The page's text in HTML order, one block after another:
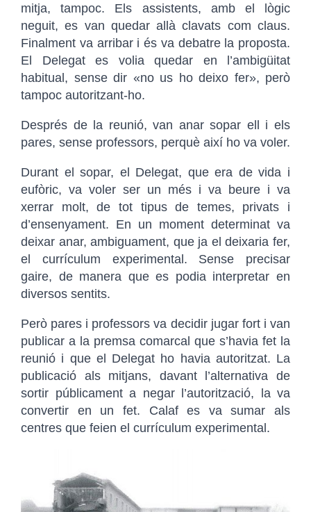
mitja, tampoc. Els assistents, amb el lògic
neguit, es van quedar allà clavats com claus.
Finalment va arribar i és va debatre la proposta.
El Delegat es volia quedar en l’ambigüitat
habitual, sense dir «no us ho deixo fer», però
tampoc autoritzant-ho.
Després de la reunió, van anar sopar ell i els
pares, sense professors, perquè així ho va voler.
Durant el sopar, el Delegat, que era de vida i
eufòric, va voler ser un més i va beure i va
xerrar molt, de tot tipus de temes, privats i
d’ensenyament. En un moment determinat va
deixar anar, ambiguament, que ja el deixaria fer,
el currículum experimental. Sense precisar
gaire, de manera que es podia interpretar en
diversos sentits.
Però pares i professors va decidir jugar fort i van
publicar a la premsa comarcal que s’havia fet la
reunió i que el Delegat ho havia autoritzat. La
publicació als mitjans, davant l’alternativa de
sortir públicament a negar l’autorització, la va
convertir en un fet. Calaf es va sumar als
centres que feien el currículum experimental.